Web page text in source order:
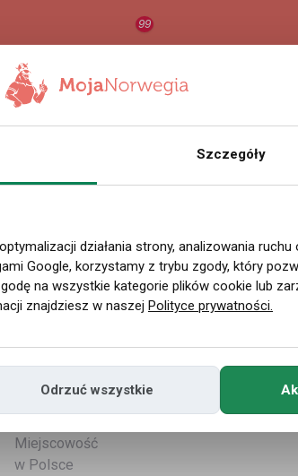
99
Nazwa użytkownika
Miejscowość
w Polsce
Szczegóły
działania strony, analizowania
Google, korzystamy z trybu zgody, który
na wszystkie kategorie plików cookie lub
znajdziesz w naszej Polityce prywatności.
Odrzuć wszystkie